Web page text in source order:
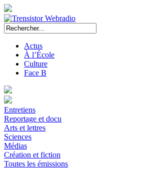
Actus
À l’École
Culture
Face B
Entretiens
Reportage et docu
Arts et lettres
Sciences
Médias
Création et fiction
Toutes les émissions